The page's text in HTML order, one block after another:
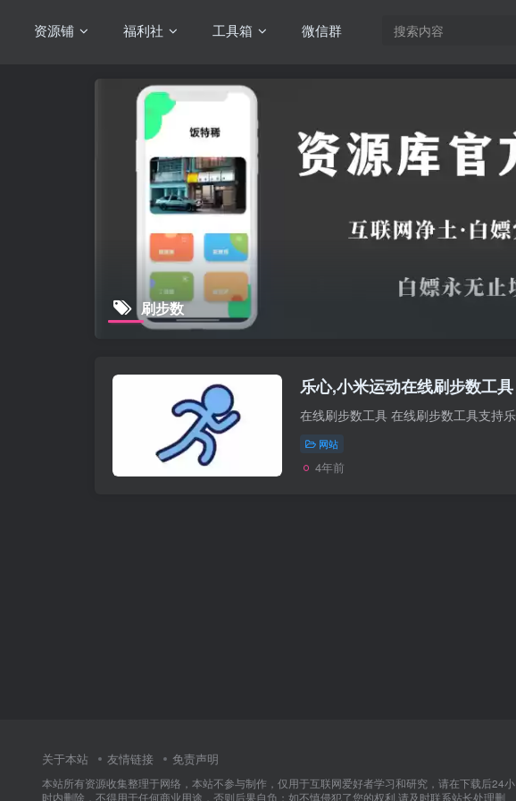
资源铺 福利社 工具箱 微信群
刷步数
乐心,小米运动在线刷步数工具
网站
4年前
关于本站 友情链接 免责声明
本站所有资源收集整理于网络，本站不参与制作，仅用于互联网爱好者学习和研究，请在下载后24小
时内删除，不得用于任何商业用途，否则后果自负；如不慎侵犯了您的权利,请及时联系站长处理删